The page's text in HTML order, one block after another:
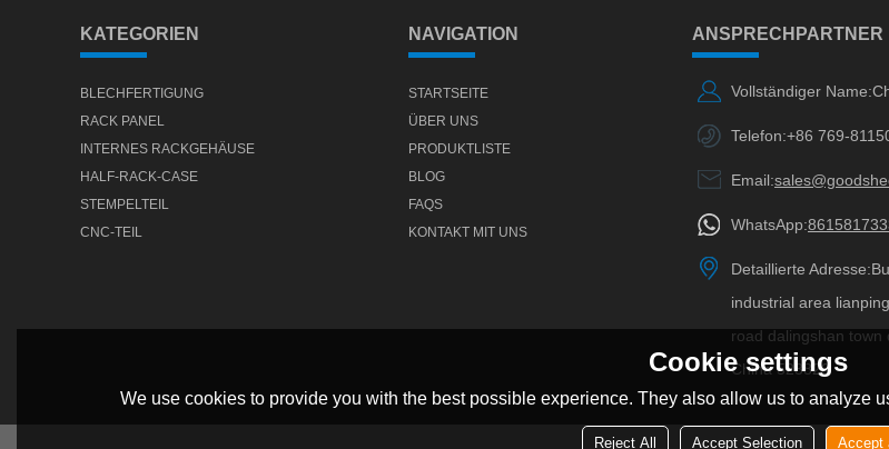
KATEGORIEN
BLECHFERTIGUNG
RACK PANEL
INTERNES RACKGEHÄUSE
HALF-RACK-CASE
STEMPELTEIL
CNC-TEIL
NAVIGATION
STARTSEITE
ÜBER UNS
PRODUKTLISTE
BLOG
FAQS
KONTAKT MIT UNS
ANSPRECHPARTNER
Vollständiger Name:
Telefon:+86 769-
Email:
WhatsApp:
Detaillierte Adresse:
industrial area
road dalingshan town
China 523820
Cookie settings
We use cookies to provide you with the best possible experience. They also allow us to analyze
Reject All Accept Selection Accept